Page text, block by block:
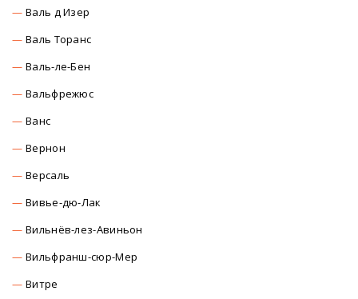
Валь д Изер
Валь Торанс
Валь-ле-Бен
Вальфрежюс
Ванс
Вернон
Версаль
Вивье-дю-Лак
Вильнёв-лез-Авиньон
Вильфранш-сюр-Мер
Витре